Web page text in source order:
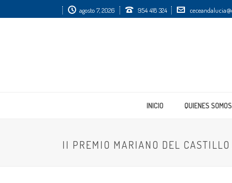
agosto 7, 2026 954 418 324
INICIO QUIENES SOMOS
II PREMIO MARIANO DEL